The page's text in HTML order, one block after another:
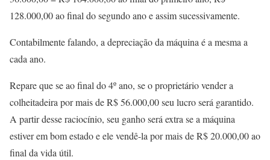
128.000,00 ao final do segundo ano e assim sucessivamente.
Contabilmente falando, a depreciação da máquina é a mesma a
cada ano.
Repare que se ao final do 4º ano, se o proprietário vender a
colheitadeira por mais de R$ 56.000,00 seu lucro será garantido.
A partir desse raciocínio, seu ganho será extra se a máquina
estiver em bom estado e ele vendê-la por mais de R$ 20.000,00 ao
final da vida útil.